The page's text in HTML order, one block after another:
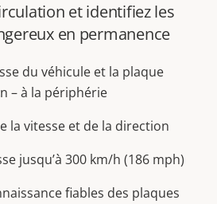
et identifiez les
en permanence
du véhicule et la plaque
– à la périphérie
la vitesse et de la direction
jusqu’à 300 km/h (186 mph)
fiables des plaques